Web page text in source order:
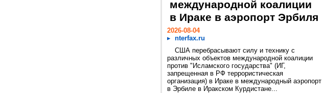
международной коалиции
в Ираке в аэропорт Эрбиля
2026-08-04
nterfax.ru
США перебрасывают силу и технику с
различных объектов международной коалиции
против "Исламского государства" (ИГ,
запрещенная в РФ террористическая
организация) в Ираке в международный аэропорт
в Эрбиле в Иракском Курдистане...